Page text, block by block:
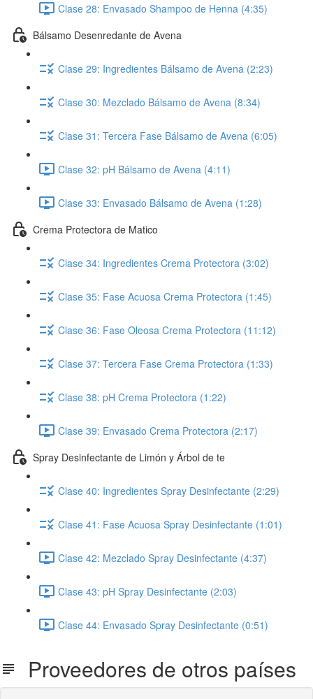
Clase 28: Envasado Shampoo de Henna (4:35)
Bálsamo Desenredante de Avena
Clase 29: Ingredientes Bálsamo de Avena (2:23)
Clase 30: Mezclado Bálsamo de Avena (8:34)
Clase 31: Tercera Fase Bálsamo de Avena (6:05)
Clase 32: pH Bálsamo de Avena (4:11)
Clase 33: Envasado Bálsamo de Avena (1:28)
Crema Protectora de Matico
Clase 34: Ingredientes Crema Protectora (3:02)
Clase 35: Fase Acuosa Crema Protectora (1:45)
Clase 36: Fase Oleosa Crema Protectora (11:12)
Clase 37: Tercera Fase Crema Protectora (1:33)
Clase 38: pH Crema Protectora (1:22)
Clase 39: Envasado Crema Protectora (2:17)
Spray Desinfectante de Limón y Árbol de te
Clase 40: Ingredientes Spray Desinfectante (2:29)
Clase 41: Fase Acuosa Spray Desinfectante (1:01)
Clase 42: Mezclado Spray Desinfectante (4:37)
Clase 43: pH Spray Desinfectante (2:03)
Clase 44: Envasado Spray Desinfectante (0:51)
Proveedores de otros países